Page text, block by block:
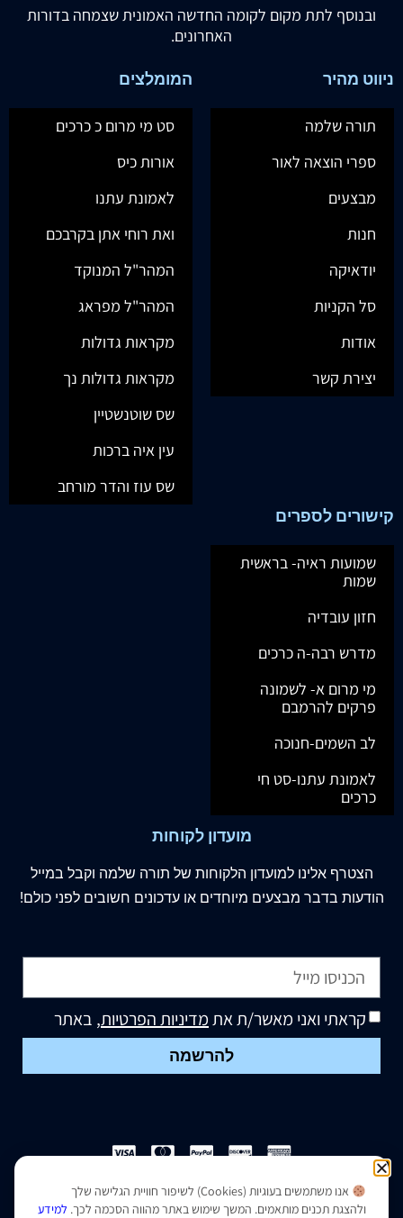
ובנוסף לתת מקום לקומה החדשה האמונית שצמחה בדורות
האחרונים.
ניווט מהיר
תורה שלמה
ספרי הוצאה לאור
מבצעים
חנות
יודאיקה
סל הקניות
אודות
יצירת קשר
המומלצים
סט מי מרום כ כרכים
אורות כיס
לאמונת עתנו
ואת רוחי אתן בקרבכם
המהר"ל המנוקד
המהר"ל מפראג
מקראות גדולות
מקראות גדולות נך
שס שוטנשטיין
עין איה ברכות
שס עוז והדר מורחב
קישורים לספרים
שמועות ראיה- בראשית
שמות
חזון עובדיה
מדרש רבה-ה כרכים
מי מרום א- לשמונה
פרקים להרמבם
לב השמים-חנוכה
לאמונת עתנו-סט חי
כרכים
מועדון לקוחות
הצטרף אלינו למועדון הלקוחות של תורה שלמה וקבל במייל
הודעות בדבר מבצעים מיוחדים או עדכונים חשובים לפני כולם!
קראתי ואני מאשר/ת אתמדיניות הפרטיות, באתר
להרשמה
הצהרת נגישות|מדיניות פרטיות
אנו משתמשים בעוגיות (Cookies) לשיפור חוויית הגלישה שלך
ולהצגת תכנים מותאמים. המשך שימוש באתר מהווה הסכמה לכך. למידע